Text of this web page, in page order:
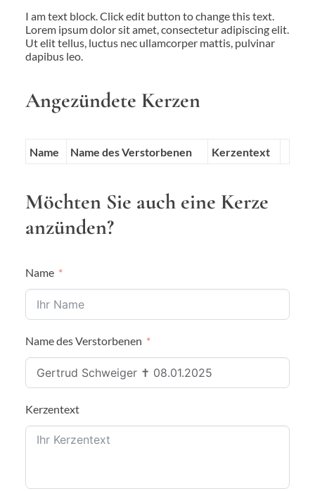
I am text block. Click edit button to change this text.
Lorem ipsum dolor sit amet, consectetur adipiscing elit.
Ut elit tellus, luctus nec ullamcorper mattis, pulvinar
dapibus leo.
Angezündete Kerzen
Name Name des Verstorbenen Kerzentext
Möchten Sie auch eine Kerze
anzünden?
Name
Name des Verstorbenen
Kerzentext